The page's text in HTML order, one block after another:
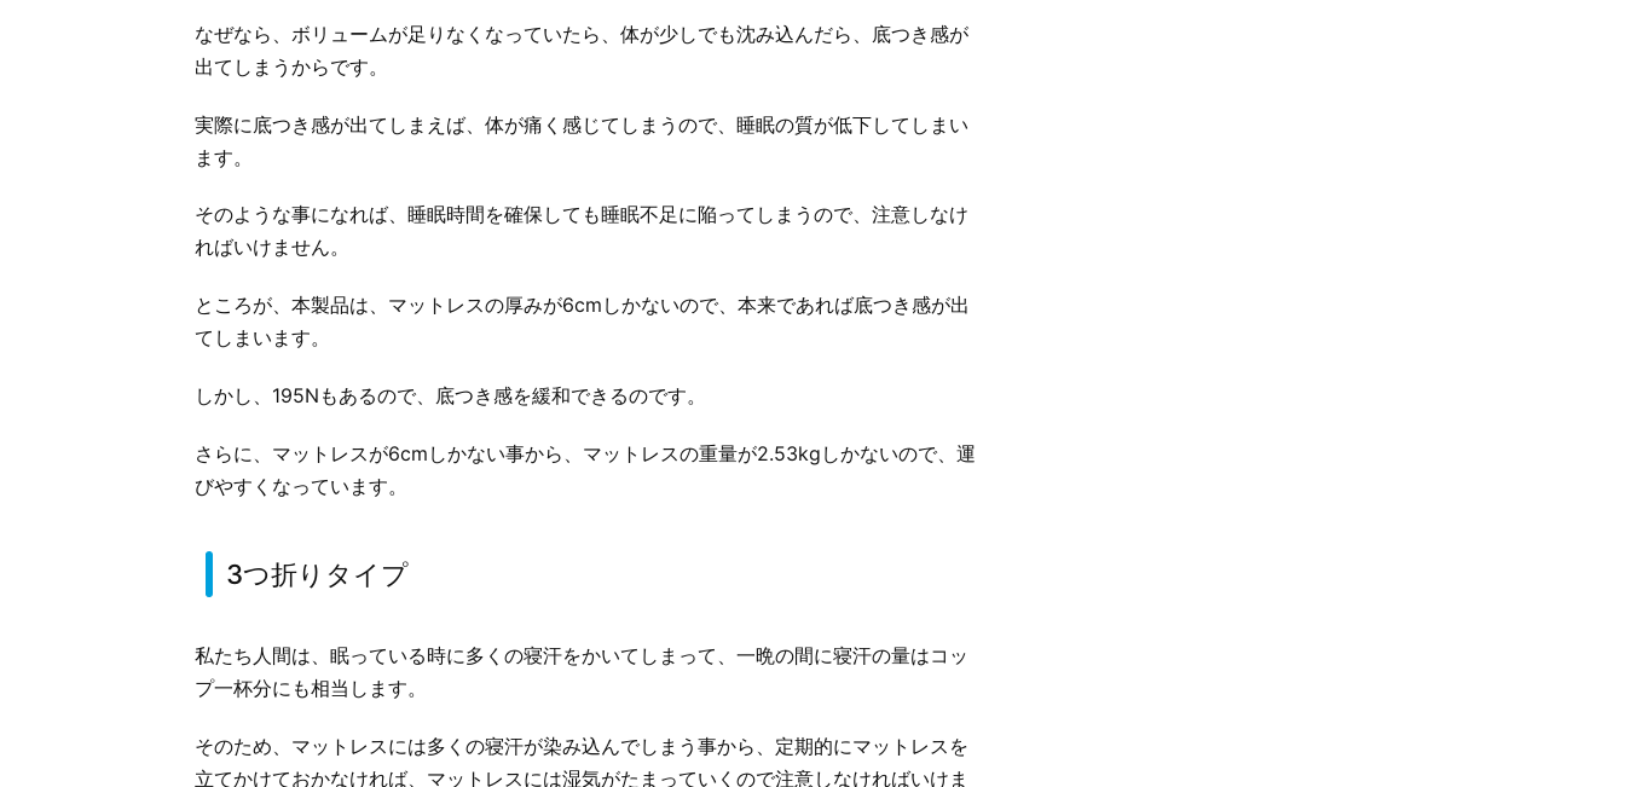
なぜなら、ボリュームが足りなくなっていたら、体が少しでも沈み込んだら、底つき感が
出てしまうからです。
実際に底つき感が出てしまえば、体が痛く感じてしまうので、睡眠の質が低下してしまい
ます。
そのような事になれば、睡眠時間を確保しても睡眠不足に陥ってしまうので、注意しなけ
ればいけません。
ところが、本製品は、マットレスの厚みが6cmしかないので、本来であれば底つき感が出
てしまいます。
しかし、195Nもあるので、底つき感を緩和できるのです。
さらに、マットレスが6cmしかない事から、マットレスの重量が2.53kgしかないので、運
びやすくなっています。
3つ折りタイプ
私たち人間は、眠っている時に多くの寝汗をかいてしまって、一晩の間に寝汗の量はコッ
プ一杯分にも相当します。
そのため、マットレスには多くの寝汗が染み込んでしまう事から、定期的にマットレスを
立てかけておかなければ、マットレスには湿気がたまっていくので注意しなければいけま